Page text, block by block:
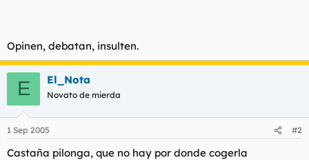
Opinen, debatan, insulten.
E El_Nota
Novato de mierda
1 Sep 2005 #2
Castaña pilonga, que no hay por donde cogerla